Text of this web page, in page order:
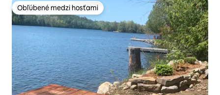
Obľúbené medzi hosťami
Obľúbené medzi hosťami